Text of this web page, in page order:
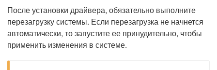
После установки драйвера, обязательно выполните
перезагрузку системы. Если перезагрузка не начнется
автоматически, то запустите ее принудительно, чтобы
применить изменения в системе.